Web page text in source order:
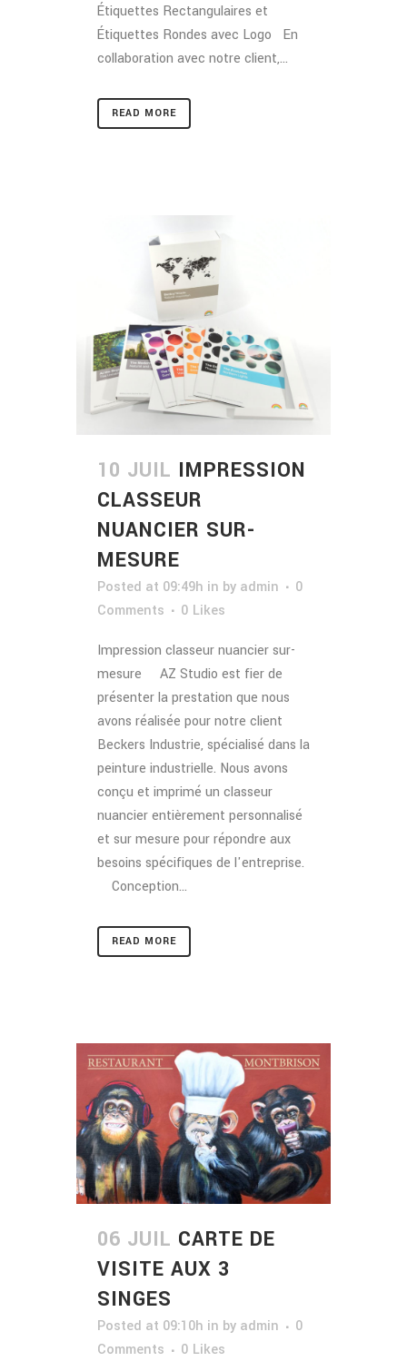
Étiquettes Rectangulaires et
Étiquettes Rondes avec Logo En
collaboration avec notre client,...
READ MORE
10 JUIL IMPRESSION
CLASSEUR
NUANCIER SUR-
MESURE
Posted at 09:49h in by admin
0
Comments
0 Likes
Impression classeur nuancier sur-
mesure AZ Studio est fier de
présenter la prestation que nous
avons réalisée pour notre client
Beckers Industrie, spécialisé dans la
peinture industrielle. Nous avons
conçu et imprimé un classeur
nuancier entièrement personnalisé
et sur mesure pour répondre aux
besoins spécifiques de l'entreprise.
Conception...
READ MORE
06 JUIL CARTE DE
VISITE AUX 3
SINGES
Posted at 09:10h in by admin
0
Comments
0 Likes